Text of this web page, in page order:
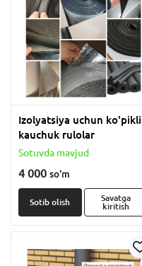
Izolyatsiya uchun ko'pikli
kauchuk rulolar
Sotuvda mavjud
4 000 so'm
Sotib olish
Savatga
kiritish